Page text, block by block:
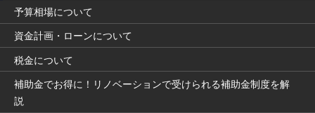
予算相場について
資金計画・ローンについて
税金について
補助金でお得に！リノベーションで受けられる補助金制度を解
説